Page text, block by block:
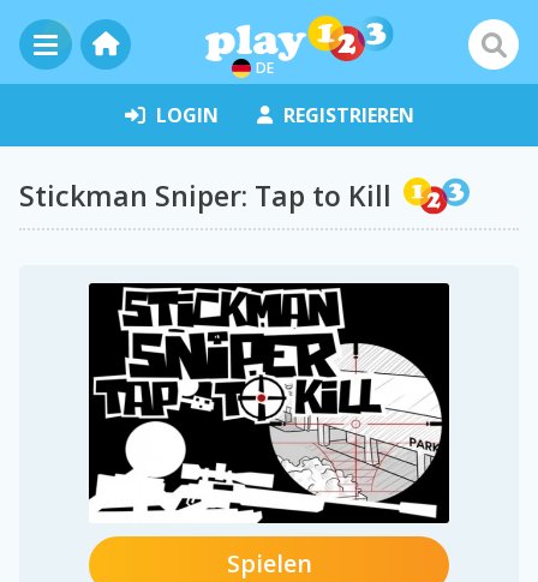
DE
LOGIN REGISTRIEREN
Stickman Sniper: Tap to Kill
Spielen